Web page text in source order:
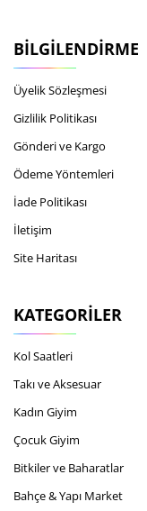
BILGILENDIRME
Üyelik Sözleşmesi
Gizlilik Politikası
Gönderi ve Kargo
Ödeme Yöntemleri
İade Politikası
İletişim
Site Haritası
KATEGORILER
Kol Saatleri
Takı ve Aksesuar
Kadın Giyim
Çocuk Giyim
Bitkiler ve Baharatlar
Bahçe & Yapı Market